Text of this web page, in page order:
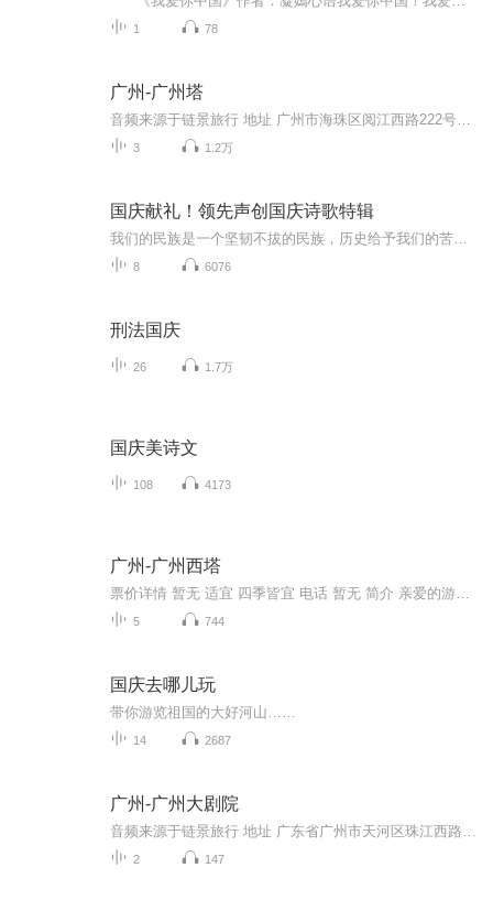
1 78
广州-广州塔
3 1.2万
国庆献礼！领先声创国庆诗歌特辑
8 6076
刑法国庆
26 1.7万
国庆美诗文
108 4173
广州-广州西塔
5 744
国庆去哪儿玩
带你游览祖国的大好河山……
14 2687
广州-广州大剧院
2 147